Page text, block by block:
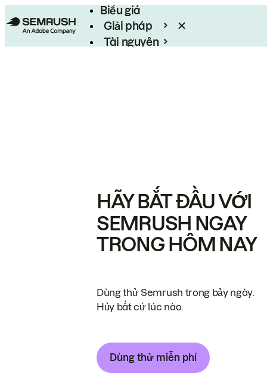
Biểu giá
Giải pháp
Tài nguyên
HÃY BẮT ĐẦU VỚI
SEMRUSH NGAY
TRONG HÔM NAY
Dùng thử Semrush trong bảy ngày.
Hủy bất cứ lúc nào.
Dùng thử miễn phí